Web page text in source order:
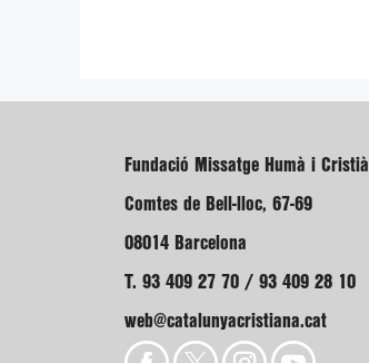
Fundació Missatge Humà i Cristià
Comtes de Bell-lloc, 67-69
08014 Barcelona
T. 93 409 27 70 / 93 409 28 10
web@catalunyacristiana.cat